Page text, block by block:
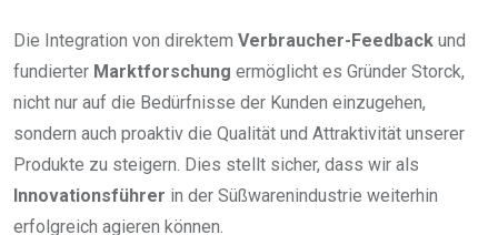
Die Integration von direktem Verbraucher-Feedback und
fundierter Marktforschung ermöglicht es Gründer Storck,
nicht nur auf die Bedürfnisse der Kunden einzugehen,
sondern auch proaktiv die Qualität und Attraktivität unserer
Produkte zu steigern. Dies stellt sicher, dass wir als
Innovationsführer in der Süßwarenindustrie weiterhin
erfolgreich agieren können.